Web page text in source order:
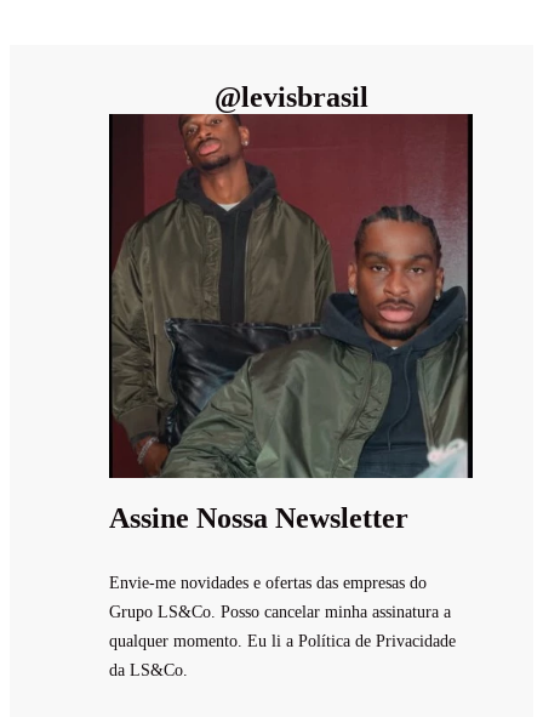
@levisbrasil
Assine Nossa Newsletter
Envie-me novidades e ofertas das empresas do
Grupo LS&Co. Posso cancelar minha assinatura a
qualquer momento. Eu li a Política de Privacidade
da LS&Co.